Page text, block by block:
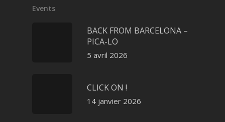
Events
BACK FROM BARCELONA –
PICA-LO
5 avril 2026
CLICK ON !
14 janvier 2026